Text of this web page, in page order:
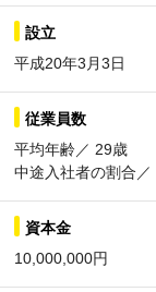
設立
平成20年3月3日
従業員数
平均年齢／ 29歳
中途入社者の割合／
資本金
10,000,000円